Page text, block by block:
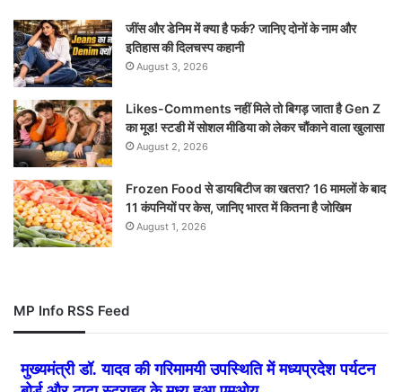
जींस और डेनिम में क्या है फर्क? जानिए दोनों के नाम और
इतिहास की दिलचस्प कहानी
August 3, 2026
Likes-Comments नहीं मिले तो बिगड़ जाता है Gen Z
का मूड! स्टडी में सोशल मीडिया को लेकर चौंकाने वाला खुलासा
August 2, 2026
Frozen Food से डायबिटीज का खतरा? 16 मामलों के बाद
11 कंपनियों पर केस, जानिए भारत में कितना है जोखिम
August 1, 2026
MP Info RSS Feed